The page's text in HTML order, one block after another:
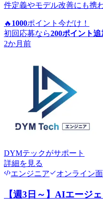
件定義やモデル改善にも携
🔥 1000ポイント 今だけ！
初回応募なら200ポイント追
2か月前
DYMテックがサポート
詳細を見る
エンジニア
オンライン
【週3日～】AIエージ